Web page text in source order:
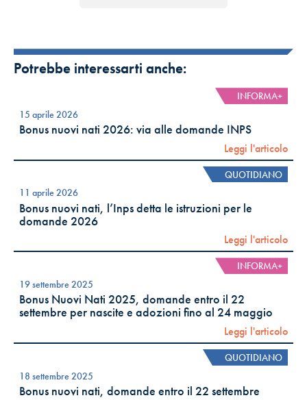
Potrebbe interessarti anche:
INFORMA+
15 aprile 2026
Bonus nuovi nati 2026: via alle domande INPS
Leggi l'articolo
QUOTIDIANO
11 aprile 2026
Bonus nuovi nati, l’Inps detta le istruzioni per le
domande 2026
Leggi l'articolo
INFORMA+
19 settembre 2025
Bonus Nuovi Nati 2025, domande entro il 22
settembre per nascite e adozioni fino al 24 maggio
Leggi l'articolo
QUOTIDIANO
18 settembre 2025
Bonus nuovi nati, domande entro il 22 settembre